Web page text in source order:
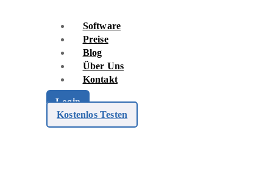
Software
Preise
Blog
Über Uns
Kontakt
Login
Kostenlos Testen